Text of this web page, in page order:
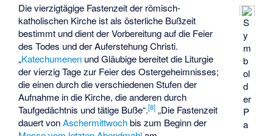
S
y
m
b
ol
d
er
P
a
Die vierzigtägige Fastenzeit der römisch-
katholischen Kirche ist als österliche Bußzeit
bestimmt und dient der Vorbereitung auf die Feier
des Todes und der Auferstehung Christi.
„Katechumenen und Gläubige bereitet die Liturgie
der vierzig Tage zur Feier des Ostergeheimnisses;
die einen durch die verschiedenen Stufen der
Aufnahme in die Kirche, die anderen durch
Taufgedächtnis und tätige Buße“.[8] „Die Fastenzeit
dauert vonAschermittwochbis zum Beginn der